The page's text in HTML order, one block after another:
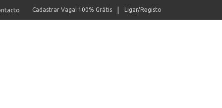
Ligar/Registo
Cadastrar Vaga! 100% Grátis